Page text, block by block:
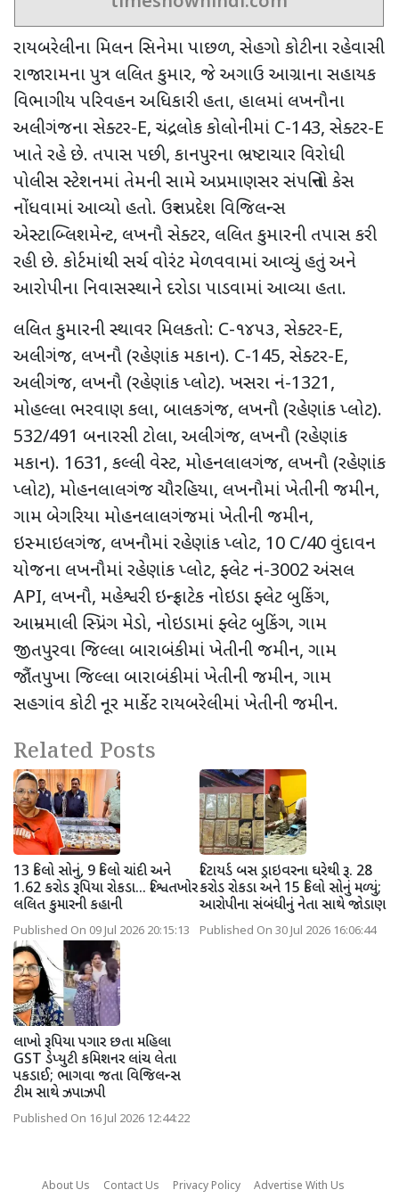
રાયબરેલીના મિલન સિનેમા પાછળ, સેહગો કોટીના રહેવાસી
રાજારામના પુત્ર લલિત કુમાર, જે અગાઉ આગ્રાના સહાયક
વિભાગીય પરિવહન અધિકારી હતા, હાલમાં લખનૌના
અલીગંજના સેક્ટર-E, ચંદ્રલોક કોલોનીમાં C-143, સેક્ટર-E
ખાતે રહે છે. તપાસ પછી, કાનપુરના ભ્રષ્ટાચાર વિરોધી
પોલીસ સ્ટેશનમાં તેમની સામે અપ્રમાણસર સંપત્તિનો કેસ
નોંધવામાં આવ્યો હતો. ઉત્તર પ્રદેશ વિજિલન્સ
એસ્ટાબ્લિશમેન્ટ, લખનૌ સેક્ટર, લલિત કુમારની તપાસ કરી
રહી છે. કોર્ટમાંથી સર્ચ વોરંટ મેળવવામાં આવ્યું હતું અને
આરોપીના નિવાસસ્થાને દરોડા પાડવામાં આવ્યા હતા.
લલિત કુમારની સ્થાવર મિલકતો: C-૧૪૫૩, સેક્ટર-E,
અલીગંજ, લખનૌ (રહેણાંક મકાન). C-145, સેક્ટર-E,
અલીગંજ, લખનૌ (રહેણાંક પ્લોટ). ખસરા નં-1321,
મોહલ્લા ભરવાણ કલા, બાલકગંજ, લખનૌ (રહેણાંક પ્લોટ).
532/491 બનારસી ટોલા, અલીગંજ, લખનૌ (રહેણાંક
મકાન). 1631, કલ્લી વેસ્ટ, મોહનલાલગંજ, લખનૌ (રહેણાંક
પ્લોટ), મોહનલાલગંજ ચૌરહિયા, લખનૌમાં ખેતીની જમીન,
ગામ બેગરિયા મોહનલાલગંજમાં ખેતીની જમીન,
ઇસ્માઇલગંજ, લખનૌમાં રહેણાંક પ્લોટ, 10 C/40 વુંદાવન
યોજના લખનૌમાં રહેણાંક પ્લોટ, ફ્લેટ નં-3002 અંસલ
API, લખનૌ, મહેશ્વરી ઇન્ફ્રાટેક નોઇડા ફ્લેટ બુકિંગ,
આમ્રમાલી સ્પ્રિંગ મેડો, નોઇડામાં ફ્લેટ બુકિંગ, ગામ
જીતપુરવા જિલ્લા બારાબંકીમાં ખેતીની જમીન, ગામ
જૌંતપુખા જિલ્લા બારાબંકીમાં ખેતીની જમીન, ગામ
સહગાંવ કોટી નૂર માર્કેટ રાયબરેલીમાં ખેતીની જમીન.
Related Posts
13 કિલો સોનું, 9 કિલો ચાંદી અને
1.62 કરોડ રૂપિયા રોકડા... રિશ્વતખોર
લલિત કુમારની કહાની
Published On 09 Jul 2026 20:15:13
રિટાયર્ડ બસ ડ્રાઇવરના ઘરેથી રૂ. 28
કરોડ રોકડા અને 15 કિલો સોનું મળ્યું;
આરોપીના સંબંધીનું નેતા સાથે જોડાણ
Published On 30 Jul 2026 16:06:44
લાખો રૂપિયા પગાર છતા મહિલા
GST ડેપ્યુટી કમિશનર લાંચ લેતા
પકડાઈ; ભાગવા જતા વિજિલન્સ
ટીમ સાથે ઝપાઝપી
Published On 16 Jul 2026 12:44:22
About Us Contact Us Privacy Policy
Advertise With Us